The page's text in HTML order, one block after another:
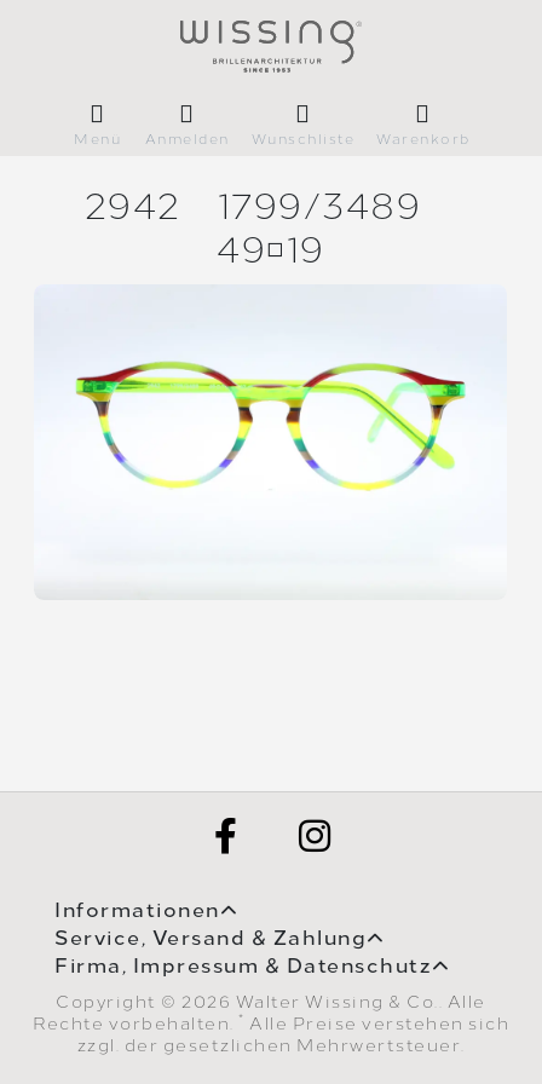
Menü Anmelden Wunschliste Warenkorb
2942 1799/3489
4919
Informationen
Service, Versand & Zahlung
Firma, Impressum & Datenschutz
Copyright © 2026 Walter Wissing & Co.. Alle
Rechte vorbehalten.
* Alle Preise verstehen sich
zzgl. der gesetzlichen Mehrwertsteuer.